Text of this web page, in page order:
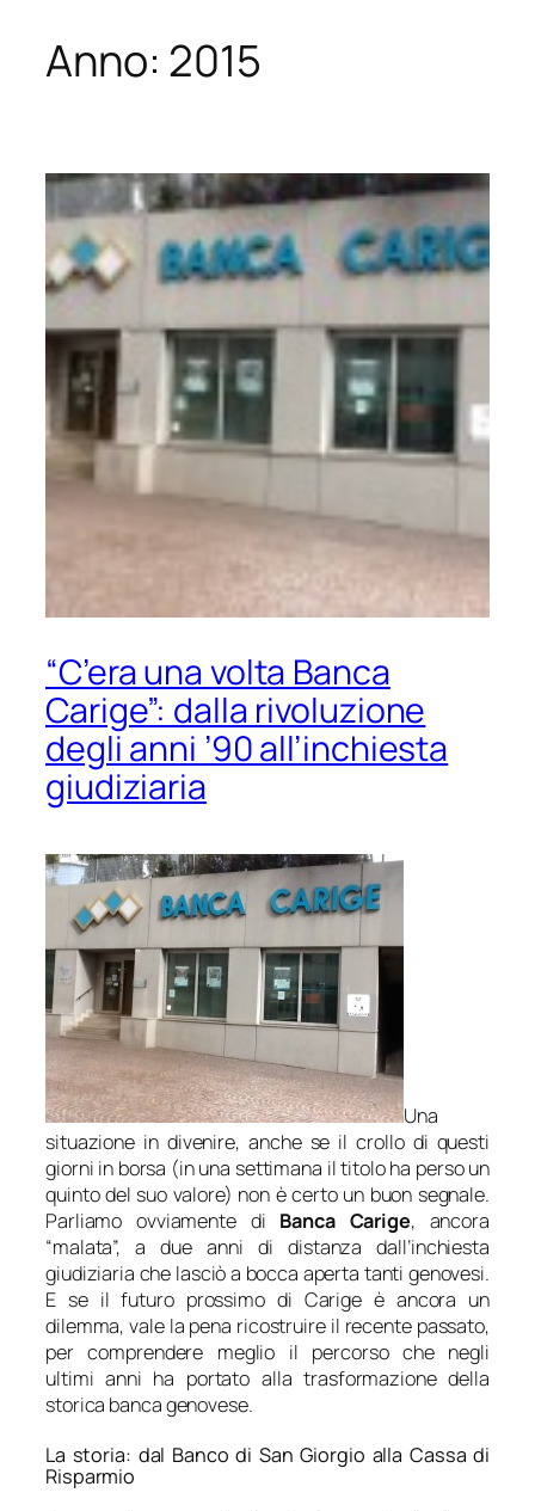
Anno: 2015
“C’era una volta Banca
Carige”: dalla rivoluzione
degli anni ’90 all’inchiesta
giudiziaria
Una
situazione in divenire, anche se il crollo di questi
giorni in borsa (in una settimana il titolo ha perso un
quinto del suo valore) non è certo un buon segnale.
Parliamo ovviamente di Banca Carige, ancora
“malata”, a due anni di distanza dall’inchiesta
giudiziaria che lasciò a bocca aperta tanti genovesi.
E se il futuro prossimo di Carige è ancora un
dilemma, vale la pena ricostruire il recente passato,
per comprendere meglio il percorso che negli
ultimi anni ha portato alla trasformazione della
storica banca genovese.
La storia: dal Banco di San Giorgio alla Cassa di
Risparmio